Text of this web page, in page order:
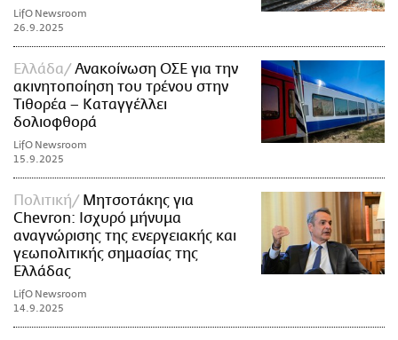
LifO Newsroom
26.9.2025
Ελλάδα
Ανακοίνωση ΟΣΕ για την
ακινητοποίηση του τρένου στην
Τιθορέα – Καταγγέλλει
δολιοφθορά
LifO Newsroom
15.9.2025
Πολιτική
Μητσοτάκης για
Chevron: Iσχυρό μήνυμα
αναγνώρισης της ενεργειακής και
γεωπολιτικής σημασίας της
Ελλάδας
LifO Newsroom
14.9.2025